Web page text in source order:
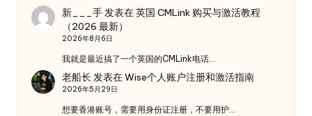
新___手发表在英国 CMLink 购买与激活教程
（2026 最新）
2026年8月6日
我就是最近搞了一个英国的CMLink电话…
老船长 发表在Wise个人账户注册和激活指南
2026年5月29日
想要香港账号，需要用身份证注册，不要用护…